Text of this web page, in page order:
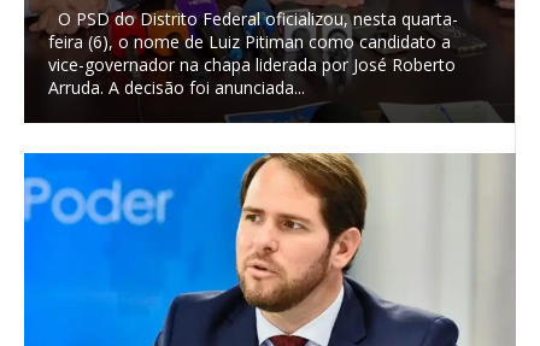
O PSD do Distrito Federal oficializou, nesta quarta-
feira (6), o nome de Luiz Pitiman como candidato a
vice-governador na chapa liderada por José Roberto
Arruda. A decisão foi anunciada...